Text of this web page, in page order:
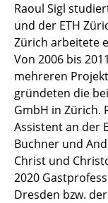
Raoul Sigl
und der ETH
Zürich arbeitete
Von 2006 bis
mehreren
gründeten die
GmbH in Zürich.
Assistent an der
Buchner und
Christ und
2020
Dresden bzw.